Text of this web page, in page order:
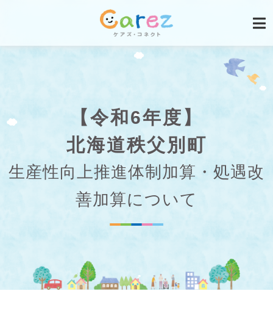
【令和6年度】
北海道秩父別町
生産性向上推進体制加算・処遇改
善加算について